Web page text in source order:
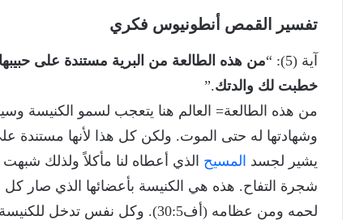
تفسير القمص أنطونيوس فكري
آية (5): “
من هذه الطالعة من البرية مستندة على
خطبت لك والدتك.”
من هذه الطالعة= العالم هنا يتعجب لسمو الكنيسة
وشهادتها له حتى الموت. ولكن كل هذا لأنها مستندة
يشير لجسد المسيح
شجرة التفاح. هذه هي الكنيسة بأعضائها الذي صار
لحمه ومن عظامه (أف30:5). وكل نفس تدخل للكنيسة سواء ب